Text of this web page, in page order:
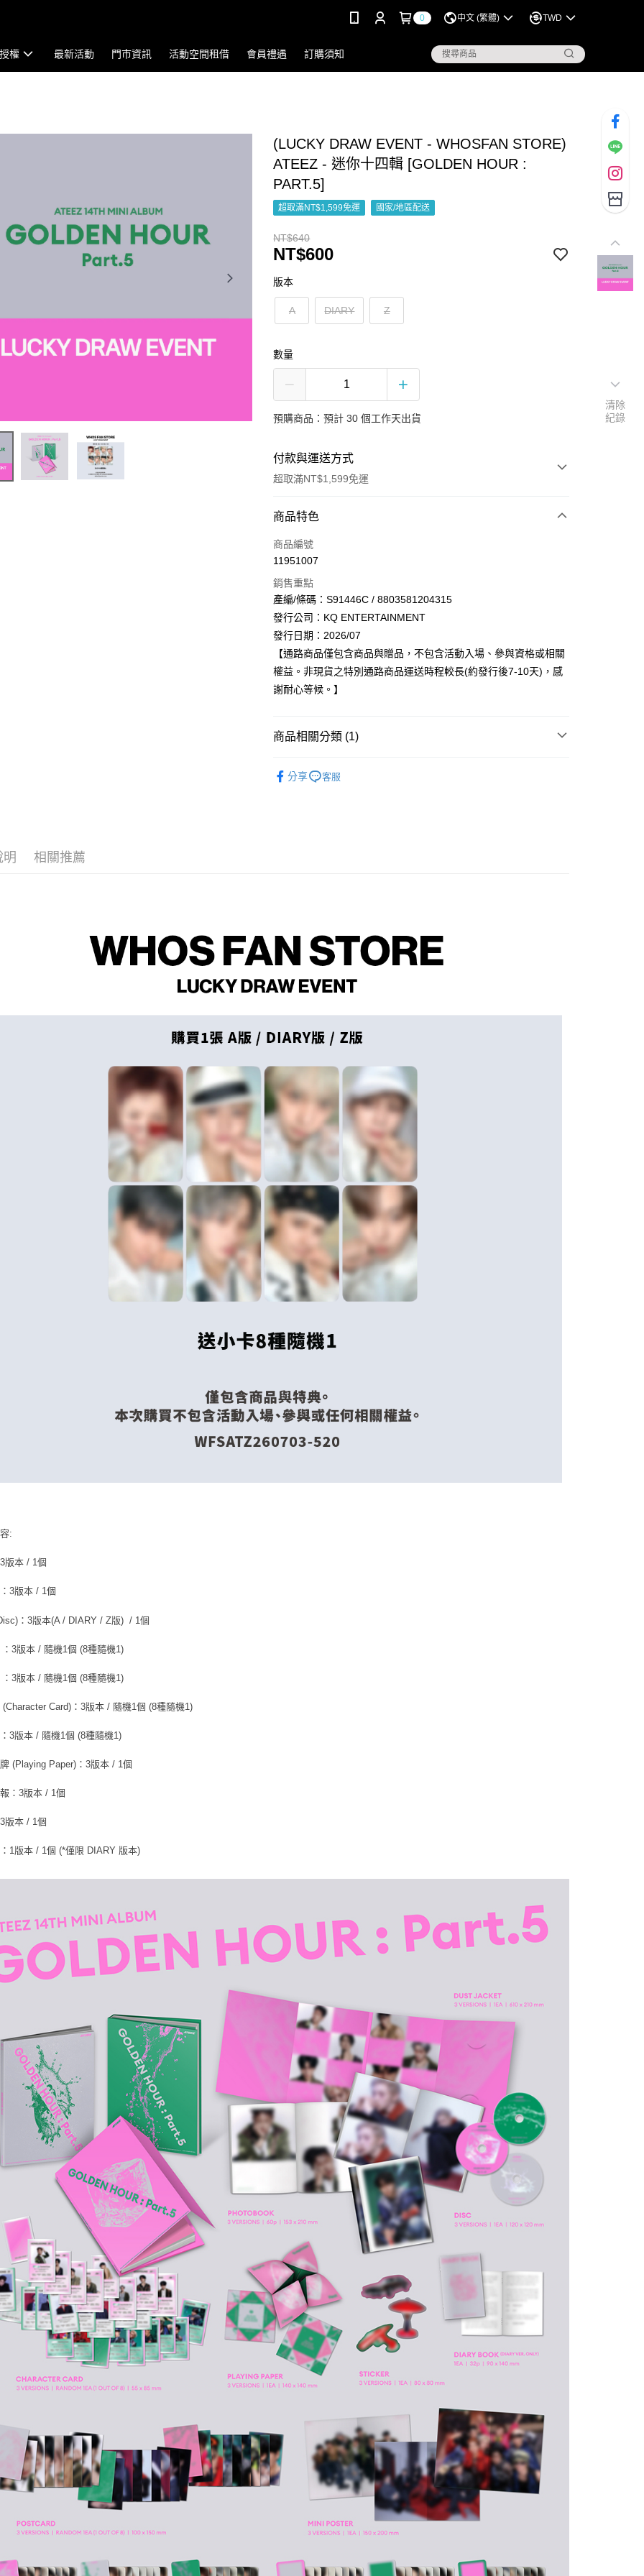
0 中文 (繁體) TWD
權 最新活動 門市資訊 活動空間租借 會員禮遇 訂購須知
(LUCKY DRAW EVENT - WHOSFAN STORE)
ATEEZ - 迷你十四輯 [GOLDEN HOUR :
PART.5]
超取滿NT$1,599免運 國家/地區配送
NT$640
NT$600
版本
A DIARY Z
數量
預購商品：預計 30 個工作天出貨
付款與運送方式
超取滿NT$1,599免運
付款方式
信用卡一次付款
LINE Pay
Apple Pay
街口支付
悠遊付
【關於「AFTEE先享後付」】
AFTEE先享後付是「在收到商品之後才付款」的支付方式。 讓您購物簡單
１．簡單：不需註冊會員、不需綁卡、不需儲值。
２．便利：只要手機號碼，簡訊認證，即可結帳。
※ 交易是否成功請以「AFTEE先享後付 」之結帳頁面顯示為準，若有關於
是否繳費成功／繳費後需取消欲退款等相關疑問，請聯繫「AFTEE先享後
付客戶支援中心」https://netprotections.freshdesk.com/support/home
【注意事項】
交易，需依本服務之必要範圍內提供個人資料，並將交易相關給付款項請
求債權轉讓予恩沛科技股份有限公司。
２．關於個人資料處理事宜，請瀏覽以下網址：
３．未成年的使用者請事先徵得法定代理人或監護人之同意方可使用
「AFTEE先享後付」，若未經同意申辦者引起之損失，本公司不負相關責
任。
４．使用「AFTEE先享後付」時，將依據個別帳號之用戶狀況，依本公司
即時審查核予不同之上限額度；若仍有額度不足之情形，本公司將視審查
結果請求用戶進行身份認證。
５．嚴禁一人註冊多個帳號或使用他人資訊註冊。若發現惡意使用之情
形，恩沛科技股份有限公司將有權停止該用戶之使用額度並採取法律行
ATM付款
付款後7-11取貨
宅配 (離島)
每筆NT$200
付款後門市自取
免運費
亞洲國家/地區配送
北美國家/地區配送
歐洲國家/地區配送
商品特色
商品編號
11951007
銷售重點
產編/條碼：S91446C / 8803581204315
發行公司：KQ ENTERTAINMENT
發行日期：2026/07
【通路商品僅包含商品與贈品，不包含活動入場、參與資格或相關
權益。非現貨之特別通路商品運送時程較長(約發行後7-10天)，感
謝耐心等候。】
商品相關分類 (1)
分享
客服
明 相關推薦
:
版本 / 1個
3版本 / 1個
：3版本(A / DIARY / Z版)  / 1個
3版本 / 隨機1個 (8種隨機1)
3版本 / 隨機1個 (8種隨機1)
(Character Card)：3版本 / 隨機1個 (8種隨機1)
3版本 / 隨機1個 (8種隨機1)
(Playing Paper)：3版本 / 1個
：3版本 / 1個
版本 / 1個
1版本 / 1個 (*僅限 DIARY 版本)
清除
紀錄